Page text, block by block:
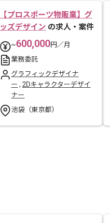
【プロスポーツ物販業】グ
ッズデザイン の求人・案件
~600,000円／月
業務委託
グラフィックデザイナ
ー , 2Dキャラクターデザイ
ナー
池袋（東京都）